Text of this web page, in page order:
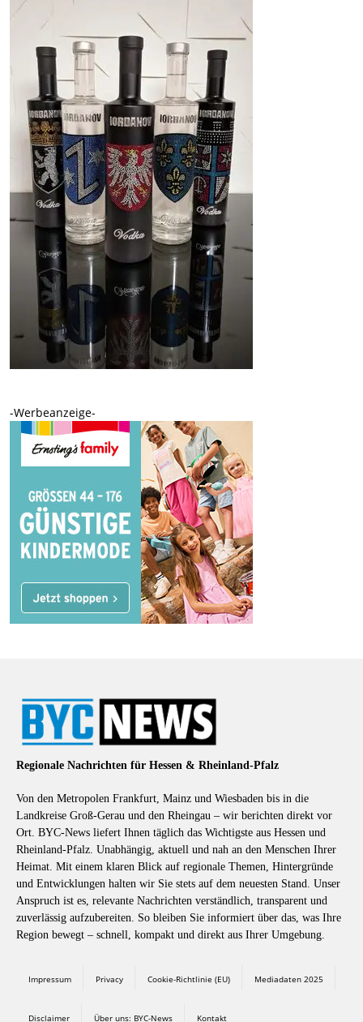
-Werbeanzeige-
Regionale Nachrichten für Hessen & Rheinland-Pfalz
Von den Metropolen Frankfurt, Mainz und Wiesbaden bis in die
Landkreise Groß-Gerau und den Rheingau – wir berichten direkt vor
Ort. BYC-News liefert Ihnen täglich das Wichtigste aus Hessen und
Rheinland-Pfalz. Unabhängig, aktuell und nah an den Menschen Ihrer
Heimat. Mit einem klaren Blick auf regionale Themen, Hintergründe
und Entwicklungen halten wir Sie stets auf dem neuesten Stand. Unser
Anspruch ist es, relevante Nachrichten verständlich, transparent und
zuverlässig aufzubereiten. So bleiben Sie informiert über das, was Ihre
Region bewegt – schnell, kompakt und direkt aus Ihrer Umgebung.
Impressum Privacy Cookie-Richtlinie (EU) Mediadaten 2025
Disclaimer Über uns: BYC-News Kontakt